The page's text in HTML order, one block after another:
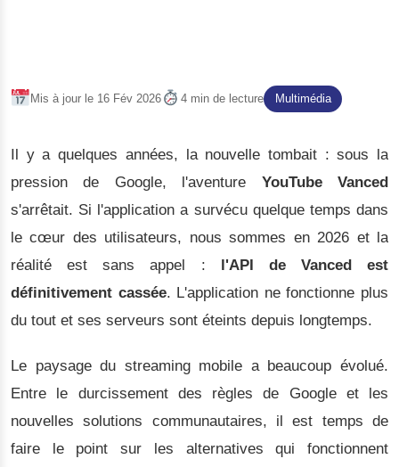
Mis à jour le 16 Fév 2026 4 min de lecture Multimédia
Il y a quelques années, la nouvelle tombait : sous la
pression de Google, l'aventure YouTube Vanced
s'arrêtait. Si l'application a survécu quelque temps dans
le cœur des utilisateurs, nous sommes en 2026 et la
réalité est sans appel : l'API de Vanced est
définitivement cassée. L'application ne fonctionne plus
du tout et ses serveurs sont éteints depuis longtemps.
Le paysage du streaming mobile a beaucoup évolué.
Entre le durcissement des règles de Google et les
nouvelles solutions communautaires, il est temps de
faire le point sur les alternatives qui fonctionnent